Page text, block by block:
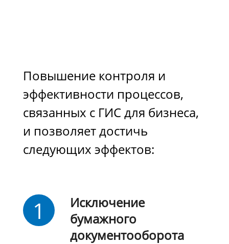
Повышение контроля и
эффективности процессов,
связанных с ГИС для бизнеса,
и позволяет достичь
следующих эффектов:
1
Исключение
бумажного
документооборота